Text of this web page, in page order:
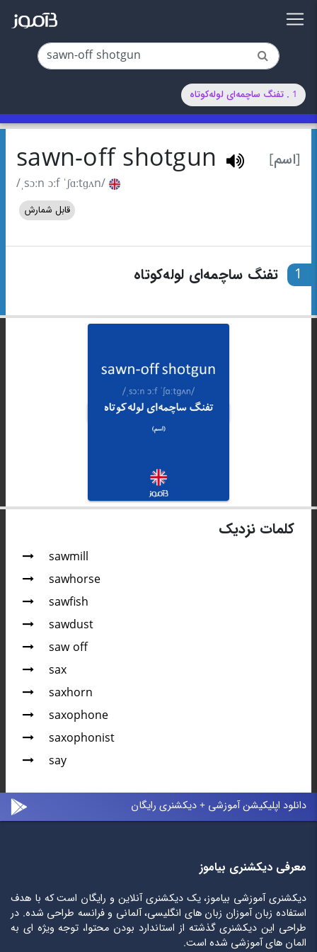
1 . تفنگ ساچمه‌ای لوله‌کوتاه
[اسم] sawn-off shotgun
/ˌsɔːn ɔːf ˈʃɑːtɡʌn/
قابل شمارش
1 تفنگ ساچمه‌ای لوله‌کوتاه
کلمات نزدیک
sawmill
sawhorse
sawfish
sawdust
saw off
sax
saxhorn
saxophone
saxophonist
say
دانلود اپلیکیشن آموزشی + دیکشنری رایگان
معرفی دیکشنری بیاموز
دیکشنری آموزشی بیاموز، یک دیکشنری آنلاین و رایگان است که با هدف
استفاده زبان آموزان زبان های انگلیسی، آلمانی و فرانسه طراحی شده. در
طراحی این دیکشنری گذشته از استاندارد بودن محتوا، توجه ویژه ای به
المان های آموزشی شده است.